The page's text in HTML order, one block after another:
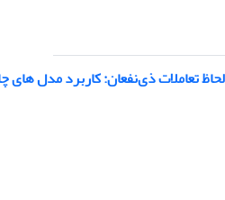
تعاملات ذی‌نفعان: کاربرد مدل های